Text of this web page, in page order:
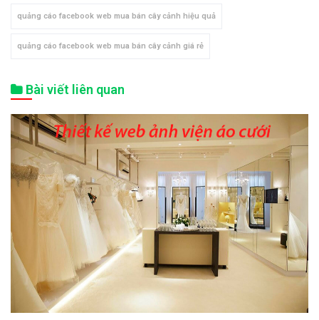
quảng cáo facebook web mua bán cây cảnh hiệu quả
quảng cáo facebook web mua bán cây cảnh giá rẻ
Bài viết liên quan